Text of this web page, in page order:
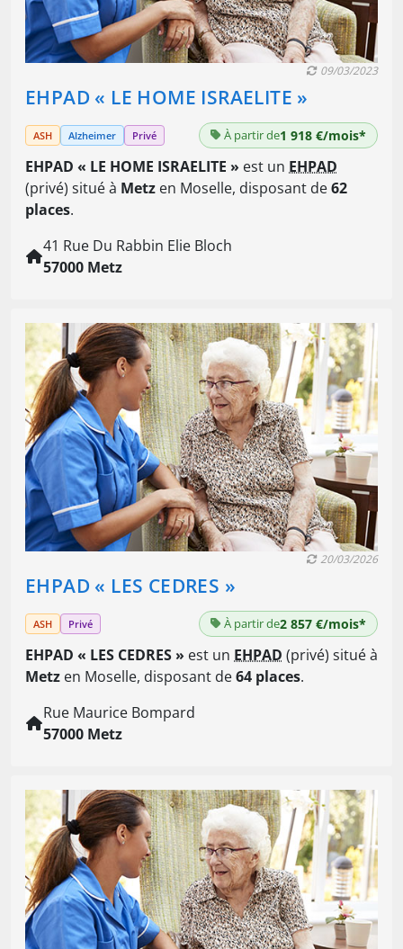
EHPAD « LE HOME ISRAELITE »
09/03/2023
ASH Alzheimer Privé À partir de1 918 €/mois*
EHPAD « LE HOME ISRAELITE » est un EHPAD
(privé) situé à Metz en Moselle, disposant de62
places.
41 Rue Du Rabbin Elie Bloch
57000 Metz
EHPAD « LES CEDRES »
20/03/2026
ASH Privé À partir de2 857 €/mois*
EHPAD « LES CEDRES » est un EHPAD (privé) situé à
Metz en Moselle, disposant de64 places.
Rue Maurice Bompard
57000 Metz